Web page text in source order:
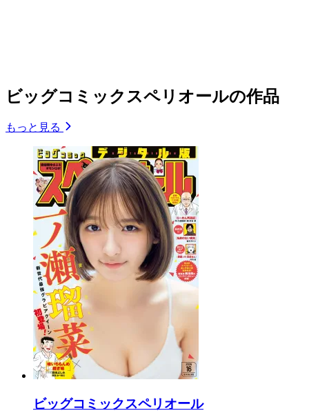
ビッグコミックスペリオールの作品
もっと見る
ビッグコミックスペリオール